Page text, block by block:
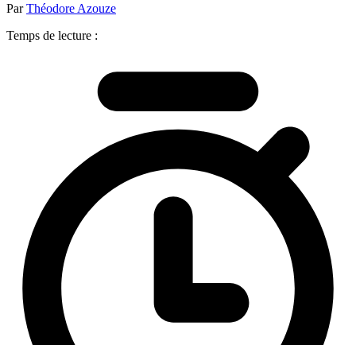
ParThéodore Azouze
Temps de lecture :